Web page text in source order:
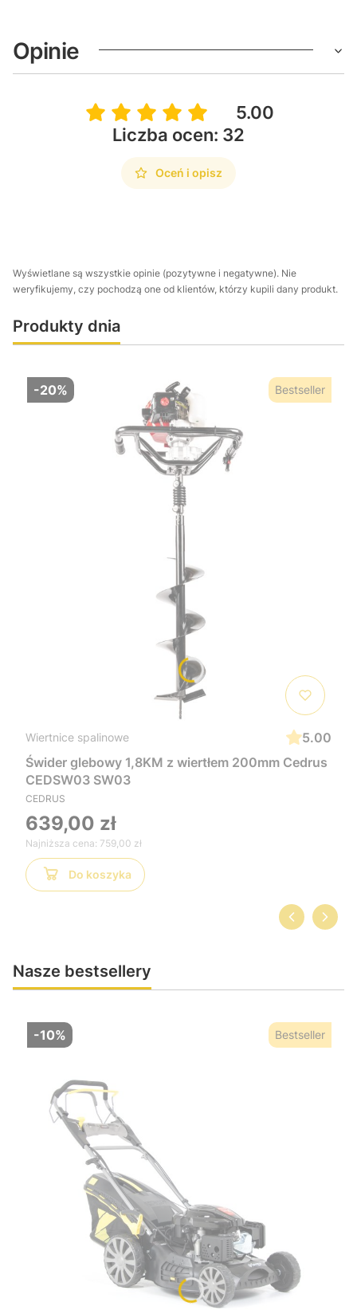
Opinie
5.00
Liczba ocen: 32
Oceń i opisz
Wyświetlane są wszystkie opinie (pozytywne i negatywne). Nie
weryfikujemy, czy pochodzą one od klientów, którzy kupili dany produkt.
Produkty dnia
-20% Bestseller
Wiertnice spalinowe
5.00
Świder glebowy 1,8KM z wiertłem 200mm Cedrus
CEDSW03 SW03
CEDRUS
639,00 zł
Najniższa cena: 759,00 zł
Do koszyka
Nasze bestsellery
-10% Bestseller